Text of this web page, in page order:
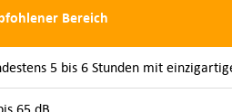
Bereich
5 bis 6 Stunden mit
65 dB